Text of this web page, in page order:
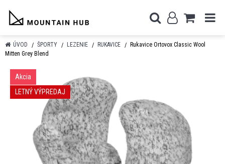
ÚVOD ŠPORTY LEZENIE RUKAVICE
Rukavice Ortovox Classic Wool
Mitten Grey Blend
Akcia
LETNÝ VÝPREDAJ